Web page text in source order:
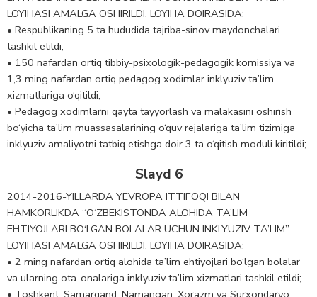
LOYIHASI AMALGA OSHIRILDI. LOYIHA DOIRASIDA:
• Respublikaning 5 ta hududida tajriba-sinov maydonchalari
tashkil etildi;
• 150 nafardan ortiq tibbiy-psixologik-pedagogik komissiya va
1,3 ming nafardan ortiq pedagog xodimlar inklyuziv ta’lim
xizmatlariga o‘qitildi;
• Pedagog xodimlarni qayta tayyorlash va malakasini oshirish
bo‘yicha ta’lim muassasalarining o‘quv rejalariga ta’lim tizimiga
inklyuziv amaliyotni tatbiq etishga doir 3 ta o‘qitish moduli kiritildi;
Slayd 6
2014-2016-YILLARDA YEVROPA ITTIFOQI BILAN
HAMKORLIKDA “O‘ZBEKISTONDA ALOHIDA TA’LIM
EHTIYOJLARI BO‘LGAN BOLALAR UCHUN INKLYUZIV TA’LIM”
LOYIHASI AMALGA OSHIRILDI. LOYIHA DOIRASIDA:
• 2 ming nafardan ortiq alohida ta’lim ehtiyojlari bo‘lgan bolalar
va ularning ota-onalariga inklyuziv ta’lim xizmatlari tashkil etildi;